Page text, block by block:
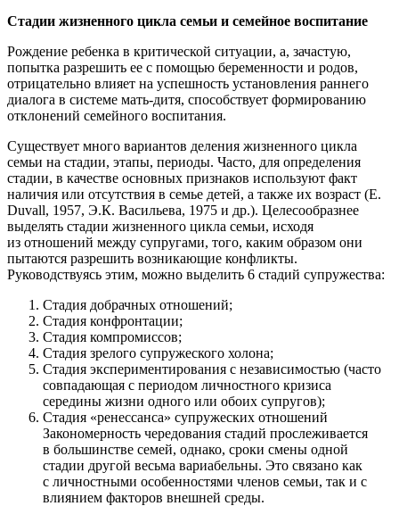
Стадии жизненного цикла семьи и семейное воспитание
Рождение ребенка в критической ситуации, а, зачастую,
попытка разрешить ее с помощью беременности и родов,
отрицательно влияет на успешность установления раннего
диалога в системе мать-дитя, способствует формированию
отклонений семейного воспитания.
Существует много вариантов деления жизненного цикла
семьи на стадии, этапы, периоды. Часто, для определения
стадии, в качестве основных признаков используют факт
наличия или отсутствия в семье детей, а также их возраст (Е.
Duvall, 1957, Э.К. Васильева, 1975 и др.). Целесообразнее
выделять стадии жизненного цикла семьи, исходя
из отношений между супругами, того, каким образом они
пытаются разрешить возникающие конфликты.
Руководствуясь этим, можно выделить 6 стадий супружества:
Стадия добрачных отношений;
Стадия конфронтации;
Стадия компромиссов;
Стадия зрелого супружеского холона;
Стадия экспериментирования с независимостью (часто
совпадающая с периодом личностного кризиса
середины жизни одного или обоих супругов);
Стадия «ренессанса» супружеских отношений
Закономерность чередования стадий прослеживается
в большинстве семей, однако, сроки смены одной
стадии другой весьма вариабельны. Это связано как
с личностными особенностями членов семьи, так и с
влиянием факторов внешней среды.